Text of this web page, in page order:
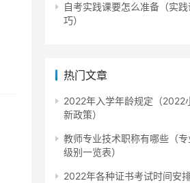
自考实践课要怎么准备（实
巧）
热门文章
2022年入学年龄规定（2022
新政策）
教师专业技术职称有哪些（
级别一览表）
2022年各种证书考试时间安